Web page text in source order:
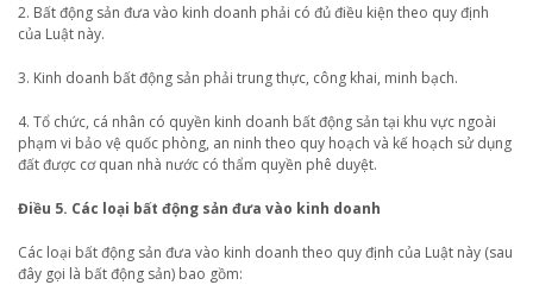
2. Bất động sản đưa vào kinh doanh phải có đủ điều kiện theo quy định
của Luật này.
3. Kinh doanh bất động sản phải trung thực, công khai, minh bạch.
4. Tổ chức, cá nhân có quyền kinh doanh bất động sản tại khu vực ngoài
phạm vi bảo vệ quốc phòng, an ninh theo quy hoạch và kế hoạch sử dụng
đất được cơ quan nhà nước có thẩm quyền phê duyệt.
Điều 5. Các loại bất động sản đưa vào kinh doanh
Các loại bất động sản đưa vào kinh doanh theo quy định của Luật này (sau
đây gọi là bất động sản) bao gồm: